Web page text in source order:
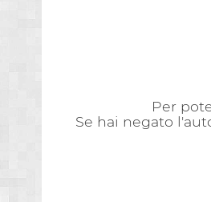
Per
Se hai negato